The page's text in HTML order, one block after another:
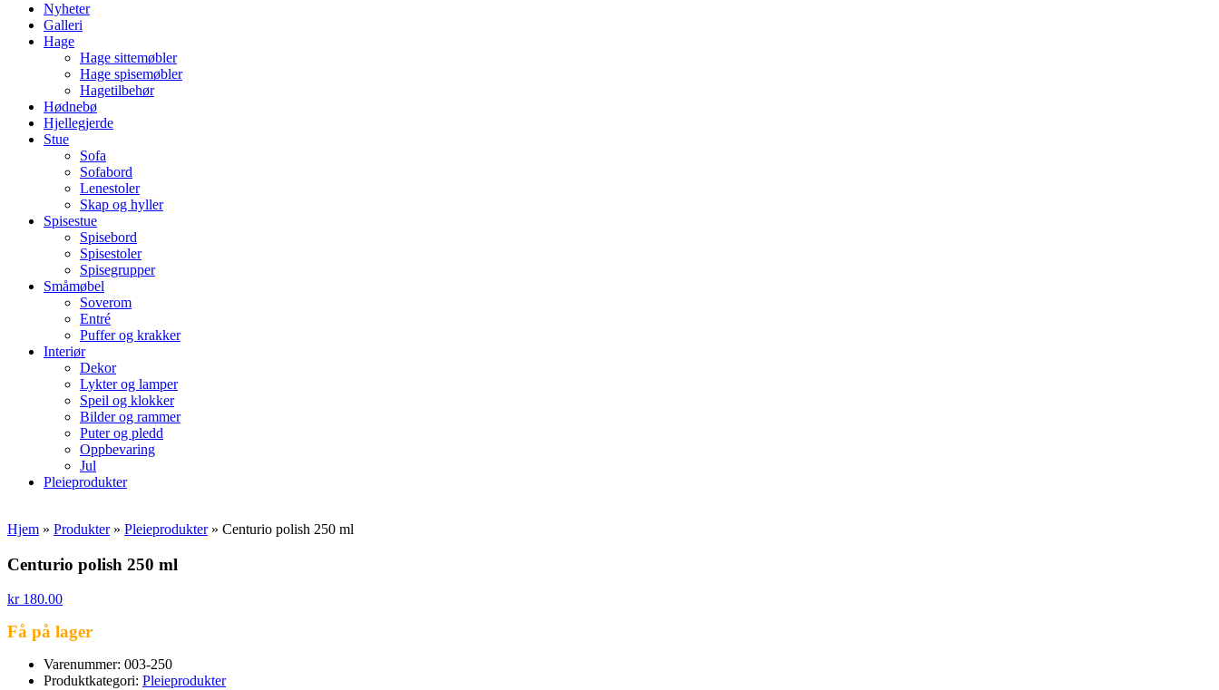
Nyheter
Galleri
Hage
Hage sittemøbler
Hage spisemøbler
Hagetilbehør
Hødnebø
Hjellegjerde
Stue
Sofa
Sofabord
Lenestoler
Skap og hyller
Spisestue
Spisebord
Spisestoler
Spisegrupper
Småmøbel
Soverom
Entré
Puffer og krakker
Interiør
Dekor
Lykter og lamper
Speil og klokker
Bilder og rammer
Puter og pledd
Oppbevaring
Jul
Pleieprodukter
Hjem » Produkter» Pleieprodukter» Centurio polish 250 ml
Centurio polish 250 ml
kr180.00
Få på lager
Varenummer: 003-250
Produktkategori: Pleieprodukter